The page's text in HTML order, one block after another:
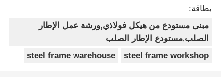
بطاقة:
مبنى مستودع من هيكل فولاذي,ورشة عمل الإطار
الصلب,مستودع الإطار الصلب
steel frame workshop
steel frame warehouse